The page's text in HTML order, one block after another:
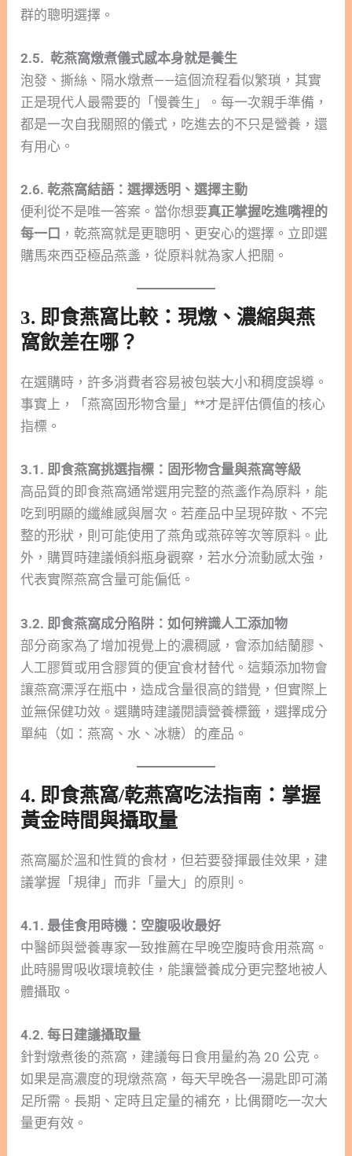
群的聰明選擇。
2.5. 乾燕窩燉煮儀式感本身就是養生
泡發、撕絲、隔水燉煮——這個流程看似繁瑣，其實
正是現代人最需要的「慢養生」。每一次親手準備，
都是一次自我關照的儀式，吃進去的不只是營養，還
有用心。
2.6. 乾燕窩結語：選擇透明、選擇主動
便利從不是唯一答案。當你想要真正掌握吃進嘴裡的
每一口 ，乾燕窩就是更聰明、更安心的選擇。立即選
購馬來西亞極品燕盞，從原料就為家人把關。
3. 即食燕窩比較：現燉、濃縮與燕
窩飲差在哪？
在選購時，許多消費者容易被包裝大小和稠度誤導。
事實上，「燕窩固形物含量」**才是評估價值的核心
指標。
3.1. 即食燕窩挑選指標：固形物含量與燕窩等級
高品質的即食燕窩通常選用完整的燕盞作為原料，能
吃到明顯的纖維感與層次。若產品中呈現碎散、不完
整的形狀，則可能使用了燕角或燕碎等次等原料。此
外，購買時建議傾斜瓶身觀察，若水分流動感太強，
代表實際燕窩含量可能偏低。
3.2. 即食燕窩成分陷阱：如何辨識人工添加物
部分商家為了增加視覺上的濃稠感，會添加結蘭膠、
人工膠質或用含膠質的便宜食材替代。這類添加物會
讓燕窩漂浮在瓶中，造成含量很高的錯覺，但實際上
並無保健功效。選購時建議閱讀營養標籤，選擇成分
單純（如：燕窩、水、冰糖）的產品。
4. 即食燕窩/乾燕窩吃法指南：掌握
黃金時間與攝取量
燕窩屬於溫和性質的食材，但若要發揮最佳效果，建
議掌握「規律」而非「量大」的原則。
4.1. 最佳食用時機：空腹吸收最好
中醫師與營養專家一致推薦在早晚空腹時食用燕窩。
此時腸胃吸收環境較佳，能讓營養成分更完整地被人
體攝取。
4.2. 每日建議攝取量
針對燉煮後的燕窩，建議每日食用量約為 20 公克。
如果是高濃度的現燉燕窩，每天早晚各一湯匙即可滿
足所需。長期、定時且定量的補充，比偶爾吃一次大
量更有效。